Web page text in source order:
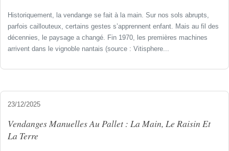
Historiquement, la vendange se fait à la main. Sur nos sols abrupts,
parfois caillouteux, certains gestes s’apprennent enfant. Mais au fil des
décennies, le paysage a changé. Fin 1970, les premières machines
arrivent dans le vignoble nantais (source : Vitisphere...
23/12/2025
Vendanges Manuelles Au Pallet : La Main, Le Raisin Et
La Terre